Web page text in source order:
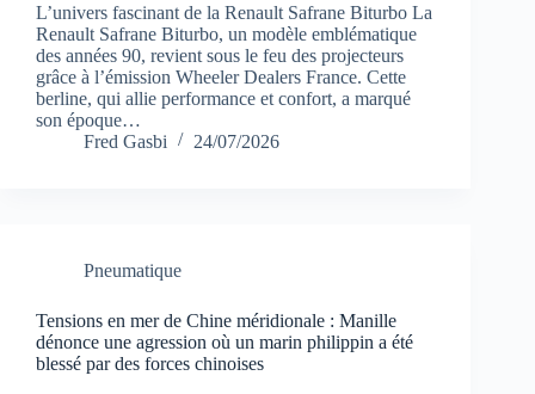
L’univers fascinant de la Renault Safrane Biturbo La
Renault Safrane Biturbo, un modèle emblématique
des années 90, revient sous le feu des projecteurs
grâce à l’émission Wheeler Dealers France. Cette
berline, qui allie performance et confort, a marqué
son époque…
Fred Gasbi
24/07/2026
Pneumatique
Tensions en mer de Chine méridionale : Manille
dénonce une agression où un marin philippin a été
blessé par des forces chinoises